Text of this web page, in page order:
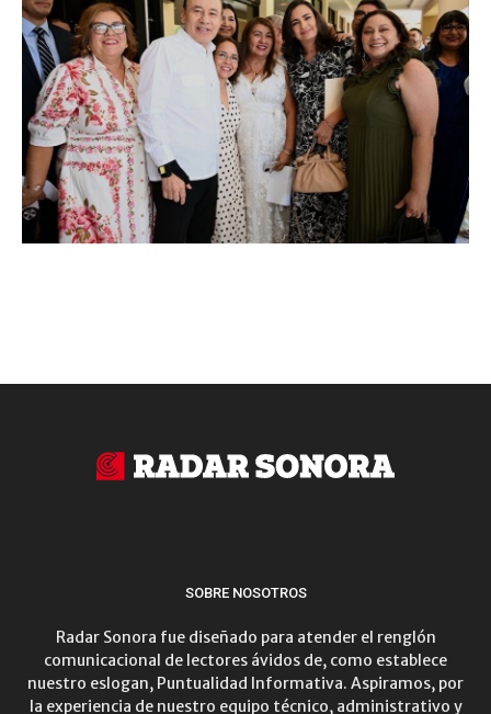
SOBRE NOSOTROS
Radar Sonora fue diseñado para atender el renglón
comunicacional de lectores ávidos de, como establece
nuestro eslogan, Puntualidad Informativa. Aspiramos, por
la experiencia de nuestro equipo técnico, administrativo y